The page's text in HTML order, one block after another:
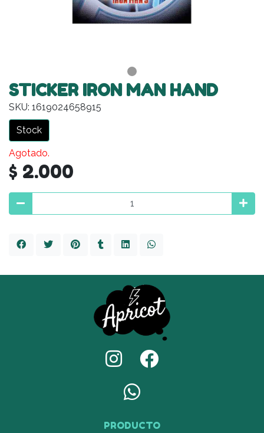
STICKER IRON MAN HAND
SKU: 1619024658915
Stock
Agotado.
$ 2.000
PRODUCTO